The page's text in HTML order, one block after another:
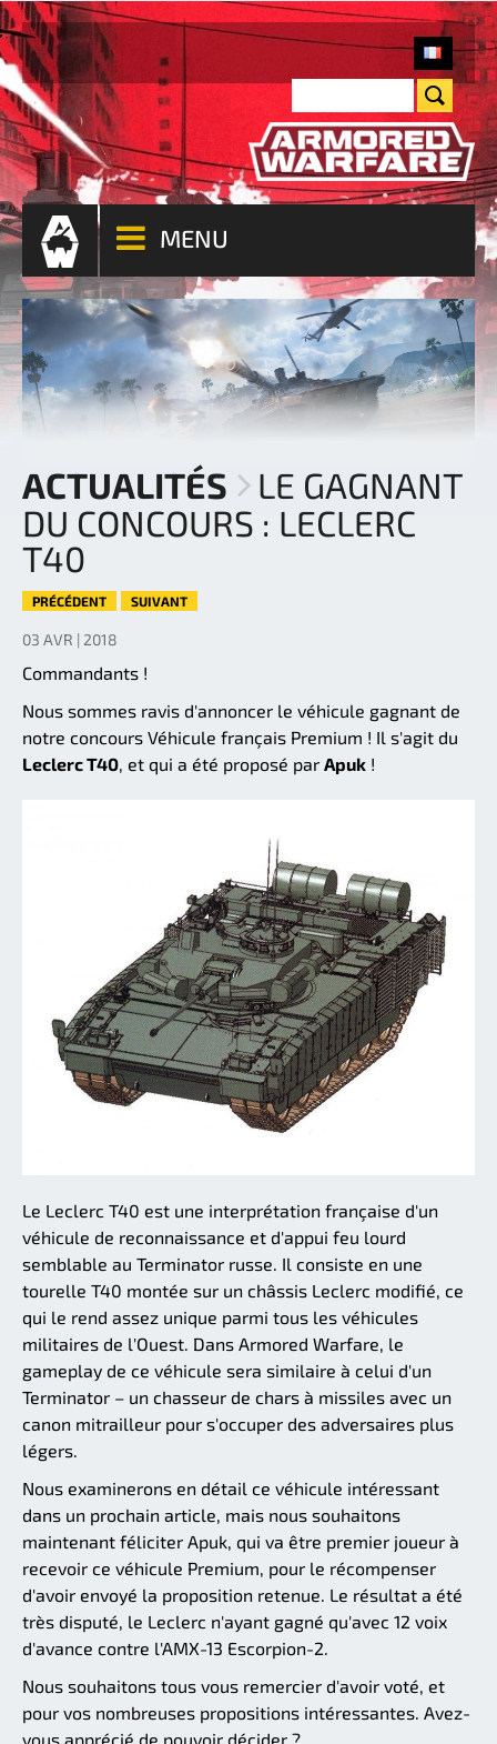
MENU
ACTUALITÉS
LE GAGNANT
DU CONCOURS : LECLERC
T40
PRÉCÉDENT SUIVANT
03 AVR | 2018
Commandants !
Nous sommes ravis d'annoncer le véhicule gagnant de
notre concours Véhicule français Premium ! Il s'agit du
Leclerc T40, et qui a été proposé par Apuk !
Le Leclerc T40 est une interprétation française d'un
véhicule de reconnaissance et d'appui feu lourd
semblable au Terminator russe. Il consiste en une
tourelle T40 montée sur un châssis Leclerc modifié, ce
qui le rend assez unique parmi tous les véhicules
militaires de l'Ouest. Dans Armored Warfare, le
gameplay de ce véhicule sera similaire à celui d'un
Terminator – un chasseur de chars à missiles avec un
canon mitrailleur pour s'occuper des adversaires plus
légers.
Nous examinerons en détail ce véhicule intéressant
dans un prochain article, mais nous souhaitons
maintenant féliciter Apuk, qui va être premier joueur à
recevoir ce véhicule Premium, pour le récompenser
d'avoir envoyé la proposition retenue. Le résultat a été
très disputé, le Leclerc n'ayant gagné qu'avec 12 voix
d'avance contre l'AMX-13 Escorpion-2.
Nous souhaitons tous vous remercier d'avoir voté, et
pour vos nombreuses propositions intéressantes. Avez-
vous apprécié de pouvoir décider ?